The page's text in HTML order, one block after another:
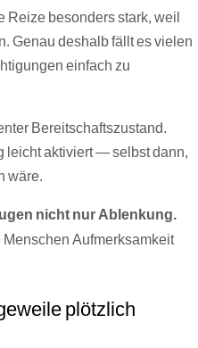
Reize besonders stark, weil
Genau deshalb fällt es vielen
einfach zu
Bereitschaftszustand.
leicht aktiviert — selbst dann,
wäre.
nicht nur Ablenkung.
Aufmerksamkeit
plötzlich